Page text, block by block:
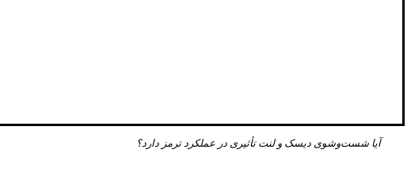
آیا شست‌وشوی دیسک و لنت تأثیری در عملکرد ترمز دارد؟